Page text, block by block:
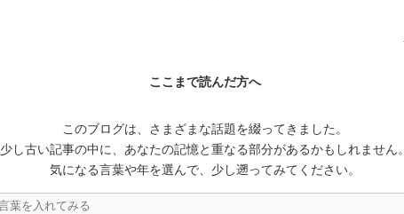
ここまで読んだ方へ
このブログは、さまざまな話題を綴ってきました。
少し古い記事の中に、あなたの記憶と重なる部分があるかもしれません。
気になる言葉や年を選んで、少し遡ってみてください。